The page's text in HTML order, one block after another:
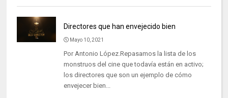
Directores que han envejecido bien
Mayo 10, 2021
Por Antonio López.Repasamos la lista de los
monstruos del cine que todavía están en activo;
los directores que son un ejemplo de cómo
envejecer bien...